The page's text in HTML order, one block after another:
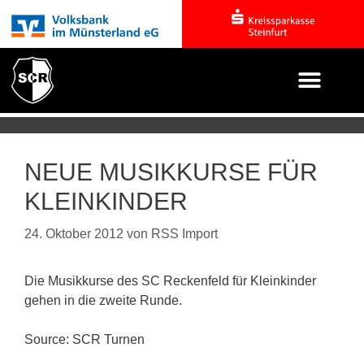
NEUE MUSIKKURSE FÜR
KLEINKINDER
24. Oktober 2012 von RSS Import
Die Musikkurse des SC Reckenfeld für Kleinkinder
gehen in die zweite Runde.
Source: SCR Turnen